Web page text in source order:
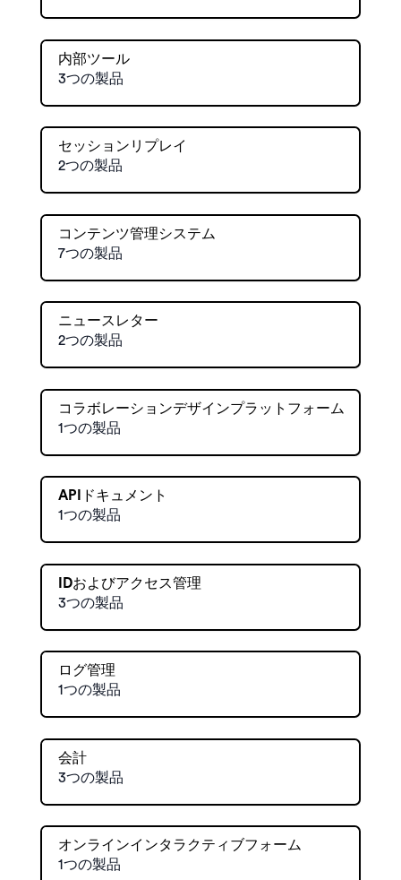
内部ツール
3つの製品
セッションリプレイ
2つの製品
コンテンツ管理システム
7つの製品
ニュースレター
2つの製品
コラボレーションデザインプラットフォーム
1つの製品
APIドキュメント
1つの製品
IDおよびアクセス管理
3つの製品
ログ管理
1つの製品
会計
3つの製品
オンラインインタラクティブフォーム
1つの製品